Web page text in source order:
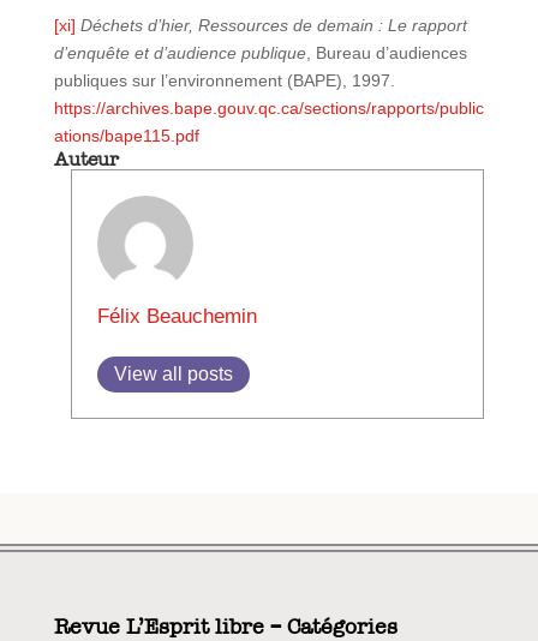
[xi] Déchets d’hier, Ressources de demain : Le rapport
d’enquête et d’audience publique, Bureau d’audiences
publiques sur l’environnement (BAPE), 1997.
https://archives.bape.gouv.qc.ca/sections/rapports/public
ations/bape115.pdf
Auteur
Félix Beauchemin
View all posts
Revue L’Esprit libre – Catégories